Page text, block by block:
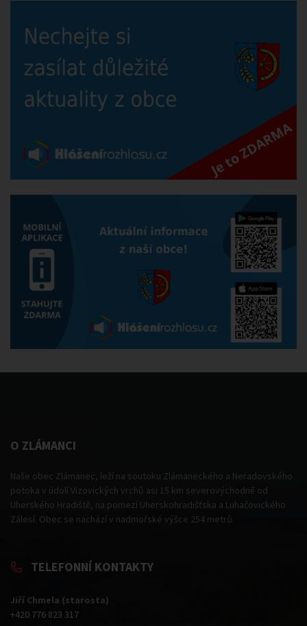
O ZLÁMANCI
Naše obec Zlámanec, leží na soutoku Zlámaneckého a Neradovského
potoka v údolí Vizovických vrchů asi 15 km severovýchodně od
Uherského Hradiště, na pomezí Uherskohradišťska a Luhačovického
Zálesí. Obec se nachází v nadmořské výšce 254 metrů.
TELEFONNÍ KONTAKTY
Jiří Chmela (starosta)
+420 776 823 317